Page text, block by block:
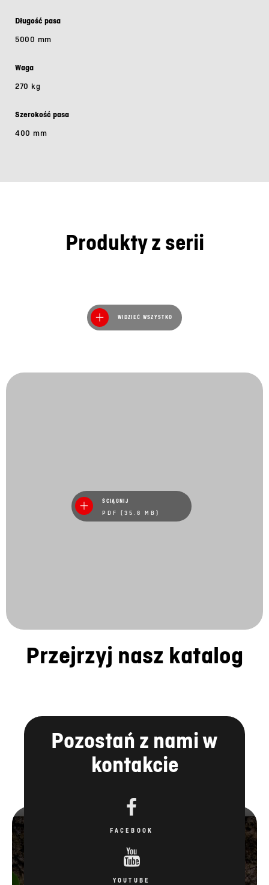
Długość pasa
5000 mm
Waga
270 kg
Szerokość pasa
400 mm
Produkty z serii
WIDZIEĆ WSZYSTKO
ŚCIĄGNIJ
PDF (35.8 MB)
Przejrzyj nasz katalog
Pozostań z nami w
kontakcie
FACEBOOK
YOUTUBE